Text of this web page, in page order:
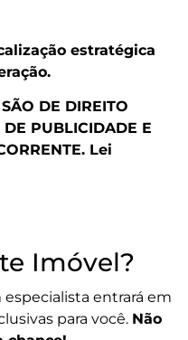
estratégica
DE DIREITO
PUBLICIDADE E
Lei
Imóvel?
entrará em
para você. Não